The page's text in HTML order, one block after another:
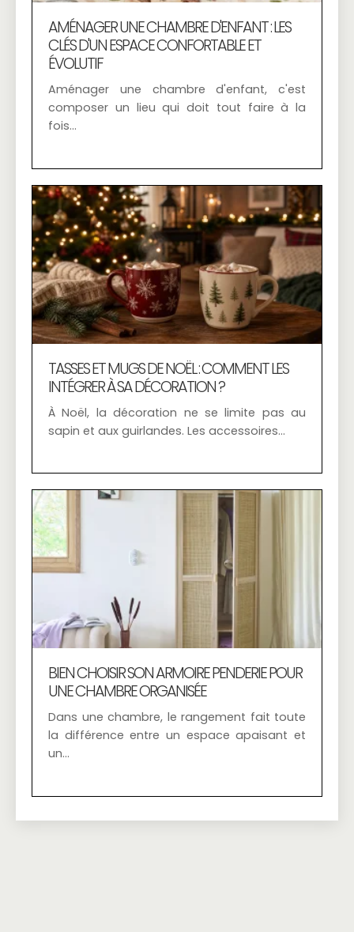
AMÉNAGER UNE CHAMBRE D'ENFANT : LES
CLÉS D'UN ESPACE CONFORTABLE ET
ÉVOLUTIF
Aménager une chambre d'enfant, c'est
composer un lieu qui doit tout faire à la
fois…
TASSES ET MUGS DE NOËL : COMMENT LES
INTÉGRER À SA DÉCORATION ?
À Noël, la décoration ne se limite pas au
sapin et aux guirlandes. Les accessoires…
BIEN CHOISIR SON ARMOIRE PENDERIE POUR
UNE CHAMBRE ORGANISÉE
Dans une chambre, le rangement fait toute
la différence entre un espace apaisant et
un…